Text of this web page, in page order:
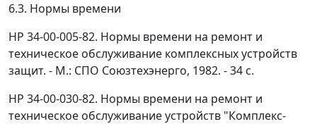
6.3. Нормы времени
HP 34-00-005-82. Нормы времени на ремонт и
техническое обслуживание комплексных устройств
защит. - М.: СПО Союзтехэнерго, 1982. - 34 с.
HP 34-00-030-82. Нормы времени на ремонт и
техническое обслуживание устройств "Комплекс-